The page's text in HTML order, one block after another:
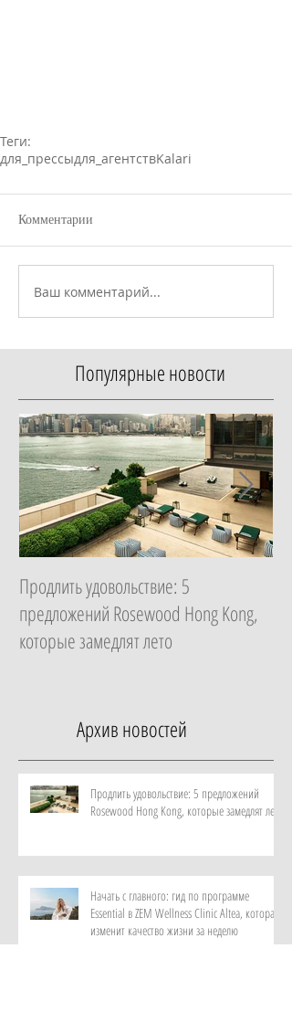
Теги:
для_прессыдля_агентствKalari
Комментарии
Ваш комментарий...
Популярные новости
Продлить удовольствие: 5
предложений Rosewood Hong Kong,
которые замедлят лето
Архив новостей
Продлить удовольствие: 5 предложений
Rosewood Hong Kong, которые замедлят лето
Начать с главного: гид по программе
Essential в ZEM Wellness Clinic Altea, которая
изменит качество жизни за неделю